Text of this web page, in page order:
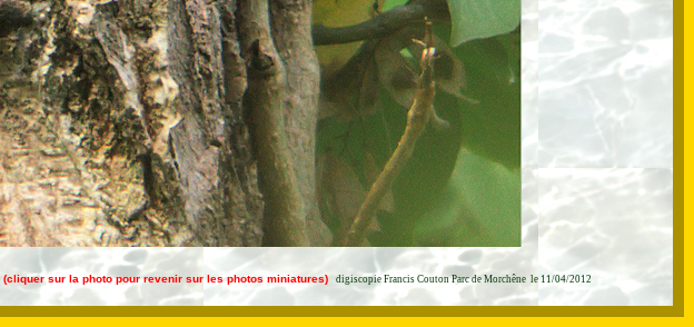
(cliquer sur la photo pour revenir sur les photos miniatures) digiscopie Francis Couton Parc de Morchêne le 11/04/2012